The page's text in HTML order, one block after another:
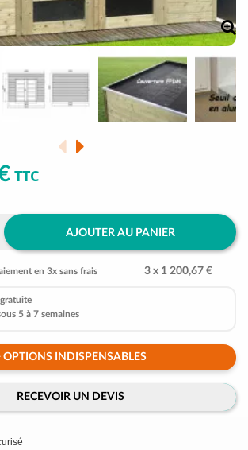
TTC
AJOUTER AU PANIER
en 3x sans frais 3 x 1 200,67 €
5 à 7 semaines
OPTIONS INDISPENSABLES
RECEVOIR UN DEVIS